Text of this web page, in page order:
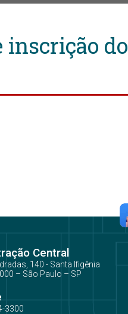
inscrição do
Central
140 - Santa Ifigênia
– São Paulo – SP
3300